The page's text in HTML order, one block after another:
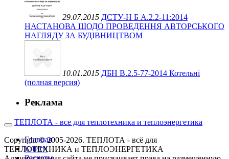
29.07.2015 ДСТУ-Н Б А.2.2-11:2014
НАСТАНОВА ЩОДО ПРОВЕДЕННЯ АВТОРСЬКОГО
НАГЛЯДУ ЗА БУДІВНИЦТВОМ
10.01.2015 ДБН В.2.5-77-2014 Котельні
(полная версия)
Реклама
ТЕПЛОТА - все для теплотехника и теплоэнергетика
Главная
Книги
Copyright © 2005-2026. ТЕПЛОТА - всё для
ТЕПЛОТЕХНИКА и ТЕПЛОЭНЕРГЕТИКА